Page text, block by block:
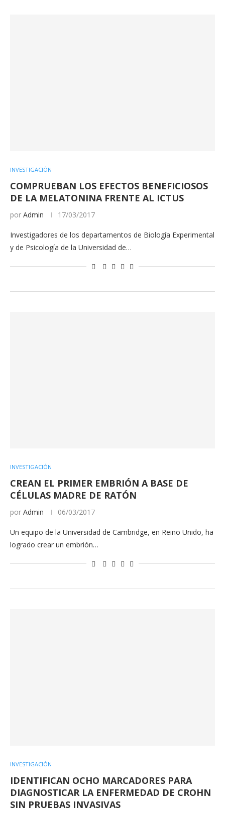
INVESTIGACIÓN
COMPRUEBAN LOS EFECTOS BENEFICIOSOS
DE LA MELATONINA FRENTE AL ICTUS
por Admin 17/03/2017
Investigadores de los departamentos de Biología Experimental
y de Psicología de la Universidad de…
INVESTIGACIÓN
CREAN EL PRIMER EMBRIÓN A BASE DE
CÉLULAS MADRE DE RATÓN
por Admin 06/03/2017
Un equipo de la Universidad de Cambridge, en Reino Unido, ha
logrado crear un embrión…
INVESTIGACIÓN
IDENTIFICAN OCHO MARCADORES PARA
DIAGNOSTICAR LA ENFERMEDAD DE CROHN
SIN PRUEBAS INVASIVAS